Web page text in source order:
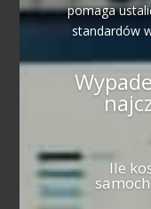
pomaga
standardów
Ile